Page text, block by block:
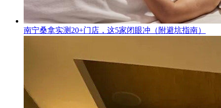
南宁桑拿实测20+门店，这5家闭眼冲（附避坑指南）